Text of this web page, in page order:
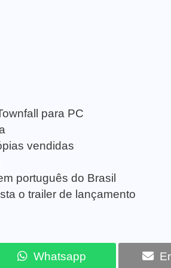
para PC
vendidas
português do Brasil
o trailer de lançamento
Whatsapp